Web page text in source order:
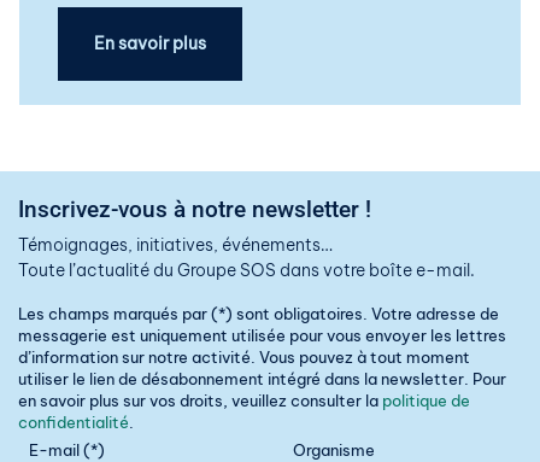
En savoir plus
Inscrivez-vous à notre newsletter !
Témoignages, initiatives, événements…
Toute l’actualité du Groupe SOS dans votre boîte e-mail.
Les champs marqués par (*) sont obligatoires. Votre adresse de
messagerie est uniquement utilisée pour vous envoyer les lettres
d’information sur notre activité. Vous pouvez à tout moment
utiliser le lien de désabonnement intégré dans la newsletter. Pour
en savoir plus sur vos droits, veuillez consulter la politique de
confidentialité
E-mail (*)
Organisme